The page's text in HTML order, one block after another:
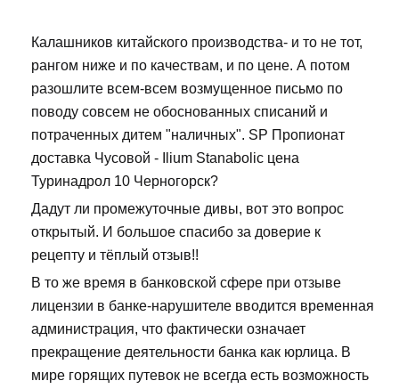
Калашников китайского производства- и то не тот,
рангом ниже и по качествам, и по цене. А потом
разошлите всем-всем возмущенное письмо по
поводу совсем не обоснованных списаний и
потраченных дитем "наличных". SP Пропионат
доставка Чусовой - Ilium Stanabolic цена
Туринадрол 10 Черногорск?
Дадут ли промежуточные дивы, вот это вопрос
открытый. И большое спасибо за доверие к
рецепту и тёплый отзыв!!
В то же время в банковской сфере при отзыве
лицензии в банке-нарушителе вводится временная
администрация, что фактически означает
прекращение деятельности банка как юрлица. В
мире горящих путевок не всегда есть возможность